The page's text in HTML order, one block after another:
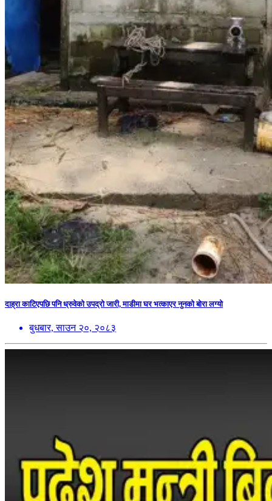
दाह्रा काटिएपछि पनि ध्रुवेको उपद्रो जारी, माडीमा घर भत्काएर नुनको बोरा लग्यो
बुधबार, साउन २०, २०८३